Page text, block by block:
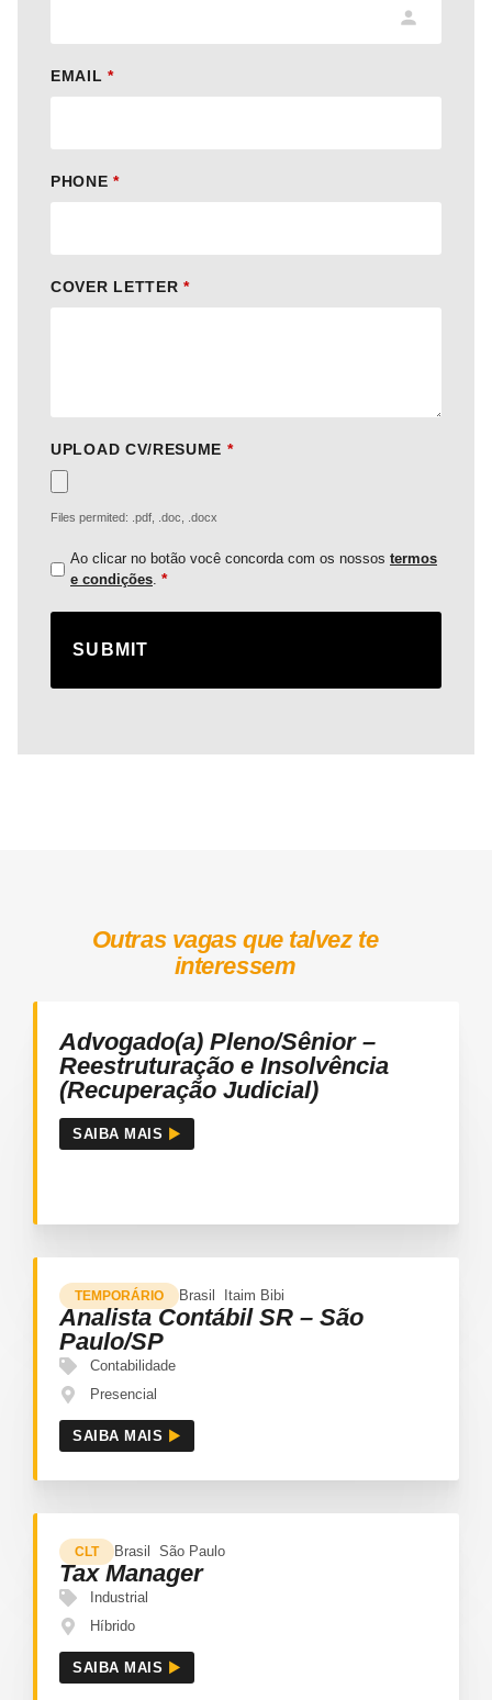
EMAIL*
PHONE*
COVER LETTER*
UPLOAD CV/RESUME *
Files permited: .pdf, .doc, .docx
Ao clicar no botão você concorda com os nossos termos
e condições. *
Outras vagas que talvez te
interessem
Advogado(a) Pleno/Sênior –
Reestruturação e Insolvência
(Recuperação Judicial)
SAIBA MAIS
Brasil Itaim Bibi
TEMPORÁRIO
Analista Contábil SR – São
Paulo/SP
Contabilidade
Presencial
SAIBA MAIS
Brasil São Paulo
CLT
Tax Manager
Industrial
Híbrido
SAIBA MAIS